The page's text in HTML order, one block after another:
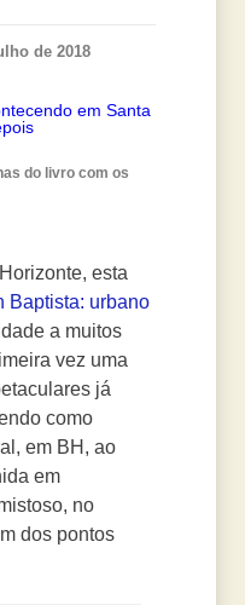
de 2018
do livro com os
esta
Baptista: urbano
a muitos
vez uma
já
como
em BH, ao
em
no
dos pontos